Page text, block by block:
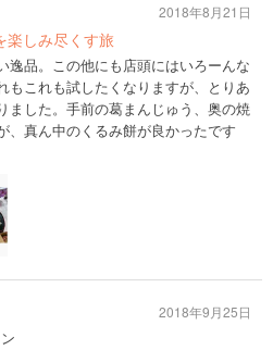
楽しみ尽くす旅
逸品。この他にも店頭にはいろーんな
もこれも試したくなりますが、とりあ
ました。手前の葛まんじゅう、奥の焼
、真ん中のくるみ餅が良かったです
2018年8月21日
2018年9月25日